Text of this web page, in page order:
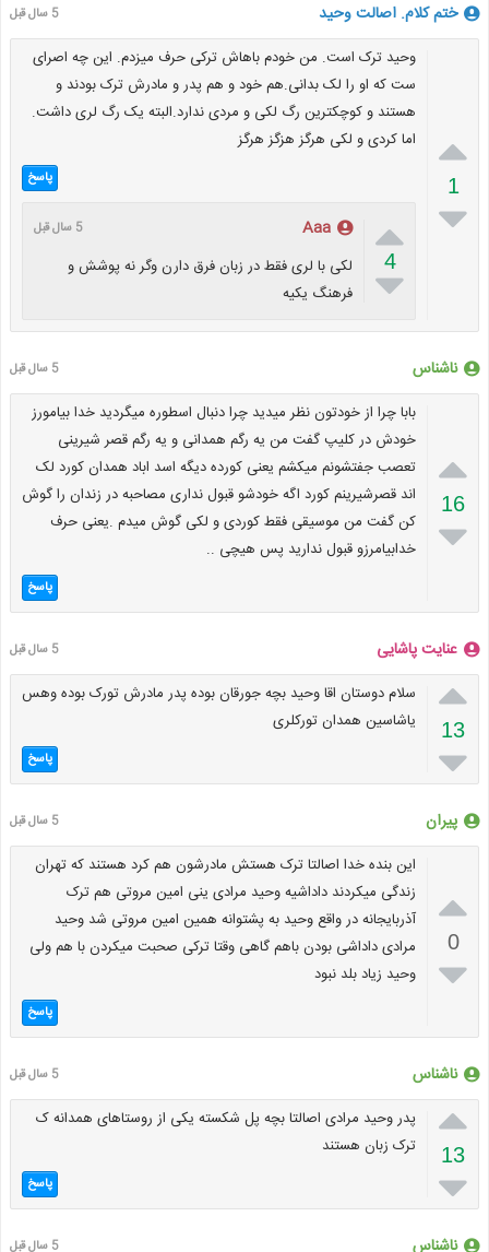
ختم کلام. اصالت وحید 5 سال قبل

1

وحید ترک است. من خودم باهاش ترکی حرف میزدم. این چه اصرای
ست که او را لک بدانی.هم خود و هم پدر و مادرش ترک بودند و
هستند و کوچکترین رگ لکی و مردی ندارد.البته یک رگ لری داشت.
اما کردی و لکی هرگز هزگز هرگز
پاسخ

4

Aaa 5 سال قبل
لکی با لری فقط در زبان فرق دارن وگر نه پوشش و
فرهنگ یکیه
ناشناس 5 سال قبل

16

بابا چرا از خودتون نظر میدید چرا دنبال اسطوره میگردید خدا بیامورز
خودش در کلیپ گفت من یه رگم همدانی و یه رگم قصر شیرینی
تعصب جفتشونم میکشم یعنی کورده دیگه اسد اباد همدان کورد لک
اند قصرشیرینم کورد اگه خودشو قبول نداری مصاحبه در زندان را گوش
کن گفت من موسیقی فقط کوردی و لکی گوش میدم .یعنی حرف
خدابیامرزو قبول ندارید پس هیچی ..
پاسخ
عنایت پاشایی 5 سال قبل

13

سلام دوستان اقا وحید بچه جورقان بوده پدر مادرش تورک بوده وهس
یاشاسین همدان تورکلری
پاسخ
پیران 5 سال قبل

0

این بنده خدا اصالتا ترک هستش مادرشون هم کرد هستند که تهران
زندگی میکردند داداشیه وحید مرادی ینی امین مروتی هم ترک
آذربایجانه در واقع وحید به پشتوانه همین امین مروتی شد وحید
مرادی داداشی بودن باهم گاهی وقتا ترکی صحبت میکردن با هم ولی
وحید زیاد بلد نبود
پاسخ
ناشناس 5 سال قبل

13

پدر وحید مرادی اصالتا بچه پل شکسته یکی از روستاهای همدانه ک
ترک زبان هستند
پاسخ
5 سال قبل